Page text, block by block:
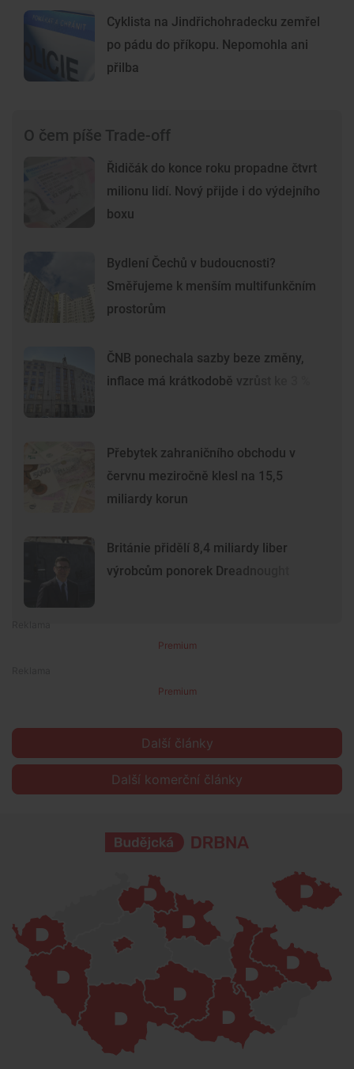
Cyklista na Jindřichohradecku zemřel
po pádu do příkopu. Nepomohla ani
přilba
O čem píše Trade-off
Řidičák do konce roku propadne čtvrt
milionu lidí. Nový přijde i do výdejního
boxu
Bydlení Čechů v budoucnosti?
Směřujeme k menším multifunkčním
prostorům
ČNB ponechala sazby beze změny,
inflace má krátkodobě vzrůst ke 3 %
Přebytek zahraničního obchodu v
červnu meziročně klesl na 15,5
miliardy korun
Británie přidělí 8,4 miliardy liber
výrobcům ponorek Dreadnought
Premium
Premium
Další články
Další komerční články